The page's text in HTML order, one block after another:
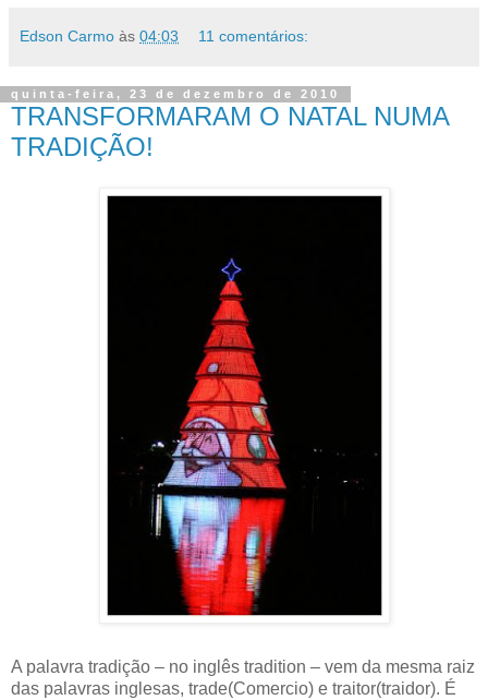
Edson Carmo às 04:03 11 comentários:
quinta-feira, 23 de dezembro de 2010
TRANSFORMARAM O NATAL NUMA
TRADIÇÃO!
A palavra tradição – no inglês tradition – vem da mesma raiz
das palavras inglesas, trade(Comercio) e traitor(traidor). É